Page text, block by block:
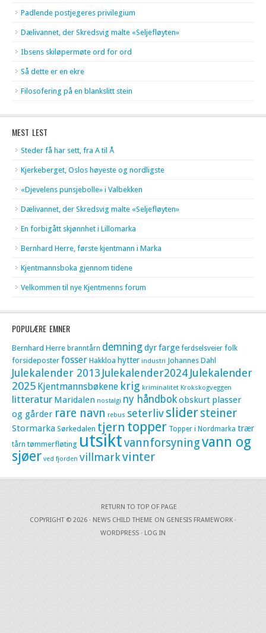
Padlende postjegeres privilegium
Dælivannet, der Skredsvig malte «Seljefløyten»
Ibsens skiløpermøte ord for ord
Så dette er en ekre
Filosofering på en blankslitt stein
MEST LEST
Steder få har sett, fra A til Å
Kjerkeberget, Oslos høyeste og nordligste
«Djevelens punsjebolle» i Valbekken
Dælivannet, der Skredsvig malte «Seljefløyten»
En forbigått skjønnhet i Lillomarka
Bernhard Herre, første kjentmann i Marka
Kjentmannsboka gjennom tidene
Velkommen til nye Kjentmenns forum
POPULÆRE EMNER
Bernhard Herre branntårn demningdyrfarge ferdselsveier folk
forsideposter fosser Hakkloa hytter industri Johannes Dahl
Julekalender 2013 Julekalender2024 Julekalender
2025 Kjentmannsbøkene krig kriminalitet Krokskogveggen
litteratur Maridalen nostalgi ny håndbokobskurt plasser
og gårder rare navn rebus seterlivslidersteiner
Stormarka Sørkedalen tjern topper Topper i Nordmarka trær
tårn tømmerfløting utsiktvannforsyningvann og
sjøer ved fjorden villmarkvinter
RETURN TO TOP OF PAGE
COPYRIGHT © 2026 · NEWS CHILD THEME ON GENESIS FRAMEWORK ·
WORDPRESS · LOG IN